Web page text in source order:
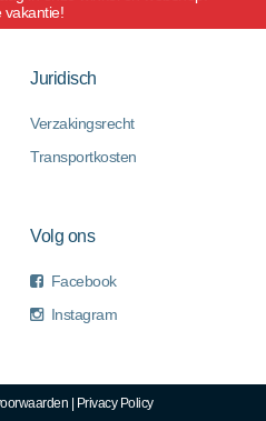
vakantie!
Juridisch
Verzakingsrecht
Transportkosten
Volg ons
Facebook
Instagram
| Privacy Policy